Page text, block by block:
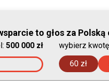
to głos za Polską
500 000 zł
wybierz
60 zł